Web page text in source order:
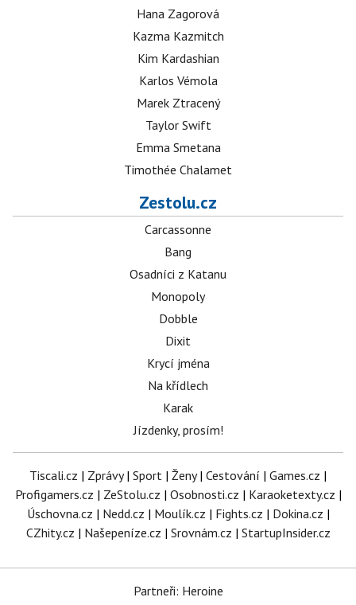
Hana Zagorová
Kazma Kazmitch
Kim Kardashian
Karlos Vémola
Marek Ztracený
Taylor Swift
Emma Smetana
Timothée Chalamet
Zestolu.cz
Carcassonne
Bang
Osadníci z Katanu
Monopoly
Dobble
Dixit
Krycí jména
Na křídlech
Karak
Jízdenky, prosím!
Tiscali.cz | Zprávy| Sport | Ženy| Cestování | Games.cz |
Profigamers.cz | ZeStolu.cz | Osobnosti.cz | Karaoketexty.cz |
Úschovna.cz | Nedd.cz | Moulík.cz | Fights.cz | Dokina.cz |
CZhity.cz | Našepeníze.cz | Srovnám.cz | StartupInsider.cz
Partneři: Heroine